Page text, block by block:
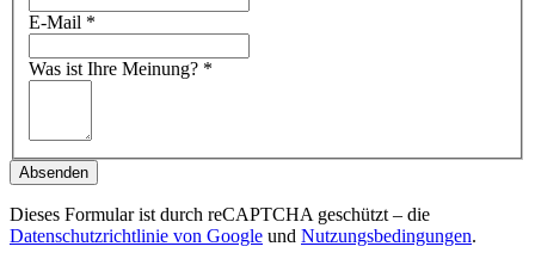
E-Mail *
Was ist Ihre Meinung? *
Absenden
Dieses Formular ist durch reCAPTCHA geschützt – die
Datenschutzrichtlinie von Google und Nutzungsbedingungen.